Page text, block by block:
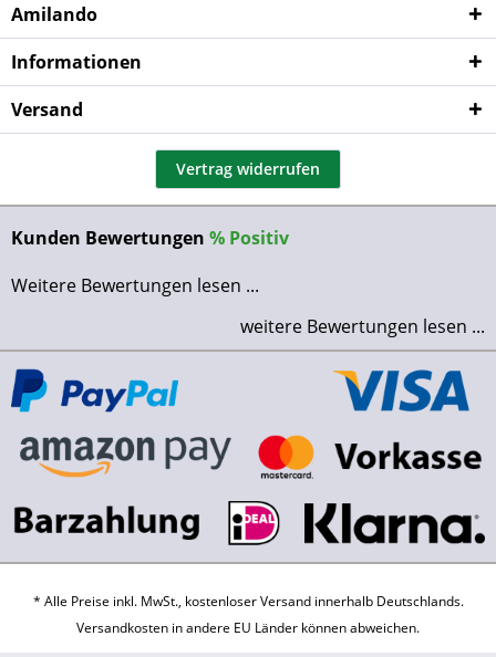
Amilando
Informationen
Versand
Vertrag widerrufen
Kunden Bewertungen % Positiv
Weitere Bewertungen lesen ...
weitere Bewertungen lesen ...
* Alle Preise inkl. MwSt., kostenloser Versand innerhalb Deutschlands.
Versandkosten in andere EU Länder können abweichen.